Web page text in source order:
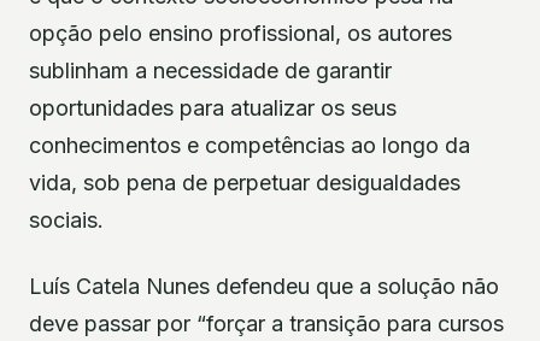
opção pelo ensino profissional, os autores
sublinham a necessidade de garantir
oportunidades para atualizar os seus
conhecimentos e competências ao longo da
vida, sob pena de perpetuar desigualdades
sociais.
Luís Catela Nunes defendeu que a solução não
deve passar por “forçar a transição para cursos